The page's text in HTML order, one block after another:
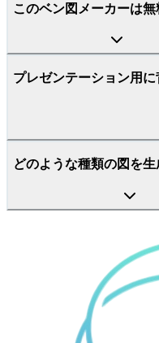
このベン図メーカーは無
プレゼンテーション用
どのような種類の図を